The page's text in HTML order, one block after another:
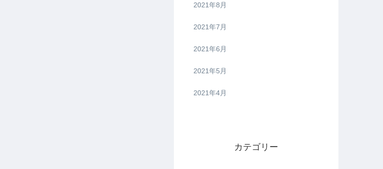
2021年8月
2021年7月
2021年6月
2021年5月
2021年4月
カテゴリー